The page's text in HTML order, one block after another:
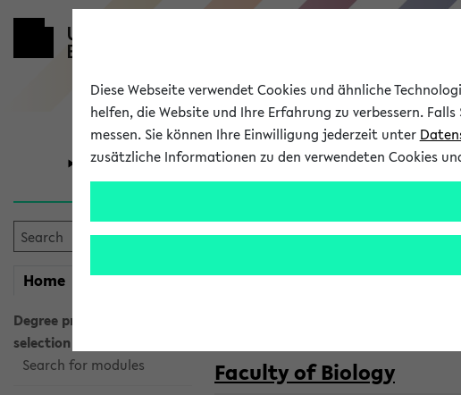
University Research
Home myeKVV
Degree programme
selection
Search for modules
Courses taught
Semester:
Faculty of Biology
Diese Webseite verwendet Cookies und ähnliche
helfen, die Website und Ihre Erfahrung zu verbessern.
messen. Sie können Ihre Einwilligung jederzeit unter
zusätzliche Informationen zu den verwendeten Cookies